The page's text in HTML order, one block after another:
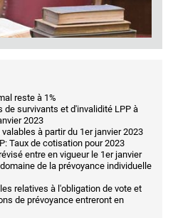
reste à 1%
de survivants et d'invalidité LPP à
2023
à partir du 1er janvier 2023
Taux de cotisation pour 2023
entre en vigueur le 1er janvier
de la prévoyance individuelle
relatives à l'obligation de vote et
de prévoyance entreront en